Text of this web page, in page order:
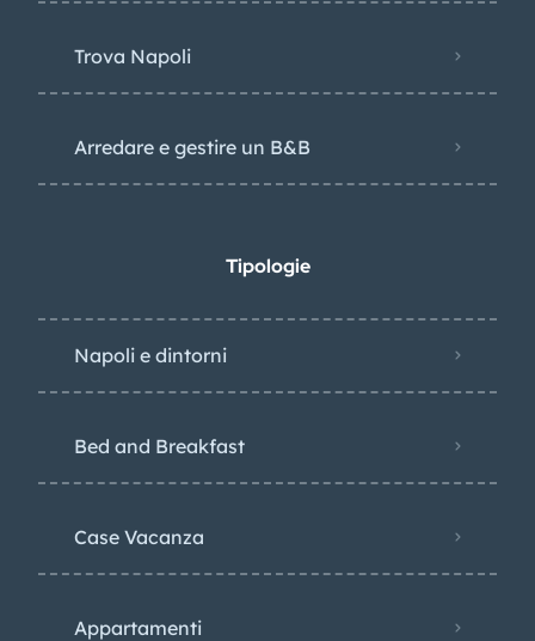
Trova Napoli
Arredare e gestire un B&B
Tipologie
Napoli e dintorni
Bed and Breakfast
Case Vacanza
Appartamenti